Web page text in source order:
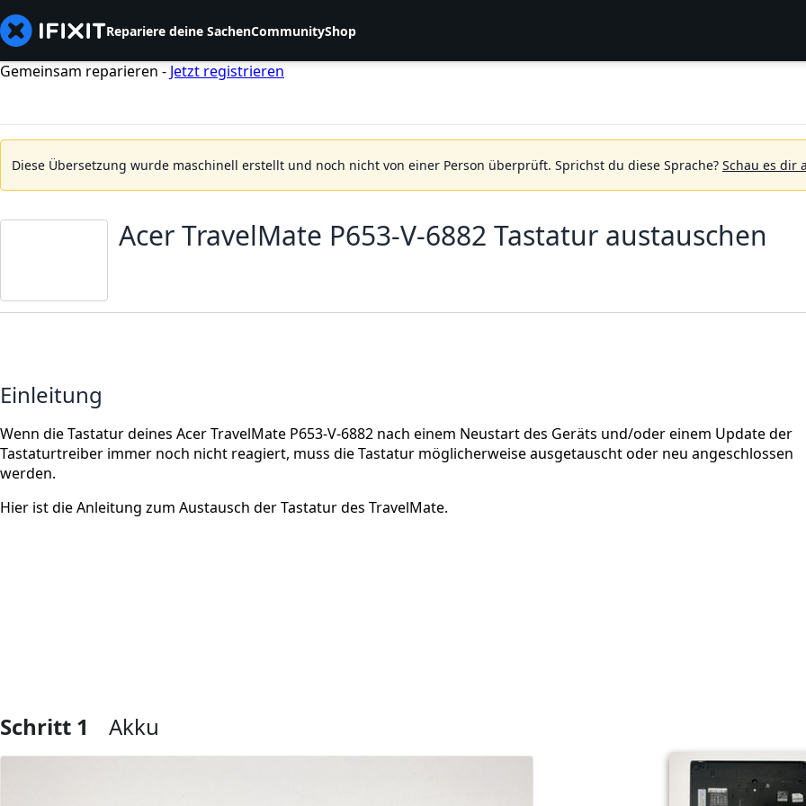
Repariere deine SachenCommunityShop
Gemeinsam reparieren - Jetzt registrieren
Diese Übersetzung wurde maschinell erstellt und noch nicht von einer Person überprüft. Sprichst du diese Sprache? Schau es dir
Acer TravelMate P653-V-6882 Tastatur austauschen
Einleitung
Wenn die Tastatur deines Acer TravelMate P653-V-6882 nach einem Neustart des Geräts und/oder einem Update der
Tastaturtreiber immer noch nicht reagiert, muss die Tastatur möglicherweise ausgetauscht oder neu angeschlossen
werden.
Hier ist die Anleitung zum Austausch der Tastatur des TravelMate.
Schritt 1 Akku